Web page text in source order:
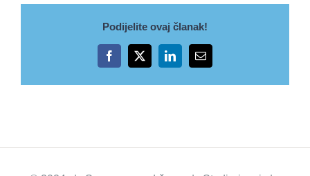
Podijelite ovaj članak!
Facebook
X LinkedInEmail